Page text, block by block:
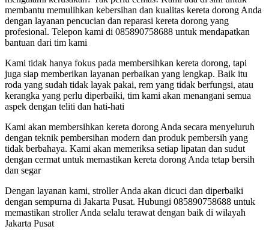
membantu memulihkan kebersihan dan kualitas kereta dorong Anda
dengan layanan pencucian dan reparasi kereta dorong yang
profesional. Telepon kami di 085890758688 untuk mendapatkan
bantuan dari tim kami
Kami tidak hanya fokus pada membersihkan kereta dorong, tapi
juga siap memberikan layanan perbaikan yang lengkap. Baik itu
roda yang sudah tidak layak pakai, rem yang tidak berfungsi, atau
kerangka yang perlu diperbaiki, tim kami akan menangani semua
aspek dengan teliti dan hati-hati
Kami akan membersihkan kereta dorong Anda secara menyeluruh
dengan teknik pembersihan modern dan produk pembersih yang
tidak berbahaya. Kami akan memeriksa setiap lipatan dan sudut
dengan cermat untuk memastikan kereta dorong Anda tetap bersih
dan segar
Dengan layanan kami, stroller Anda akan dicuci dan diperbaiki
dengan sempurna di Jakarta Pusat. Hubungi 085890758688 untuk
memastikan stroller Anda selalu terawat dengan baik di wilayah
Jakarta Pusat